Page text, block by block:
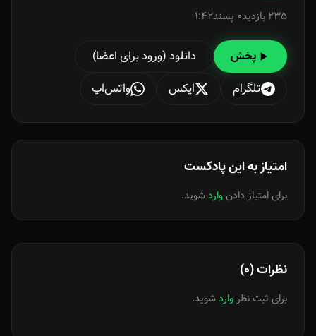
235 بازدید
0 پسند 1:42
پخش
دانلود (ورود برای اعضا)
تلگرام
ایکس واتس‌اپ
امتیاز به این پادکست
برای امتیاز دادنواردشوید.
نظرات (0)
برای ثبت نظر واردشوید.